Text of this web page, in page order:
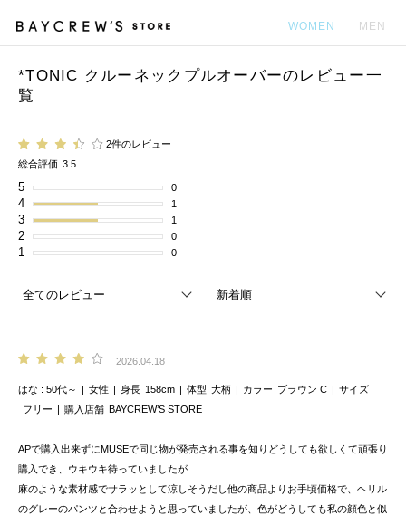
WOMEN MEN
*TONIC クルーネックプルオーバーのレビュー一
覧
2件のレビュー
総合評価 3.5
5 0
4 1
3 1
2 0
1 0
2026.04.18
はな 50代～ 女性 身長 158cm 体型 大柄 カラー ブラウン C
サイズ
フリー
購入店舗 BAYCREW’S STORE
APで購入出来ずにMUSEで同じ物が発売される事を知りどうしても欲しくて頑張り
購入でき、ウキウキ待っていましたが…
麻のような素材感でサラッとして涼しそうだし他の商品よりお手頃価格で、ヘリル
のグレーのパンツと合わせようと思っていましたが、色がどうしても私の顔色と似